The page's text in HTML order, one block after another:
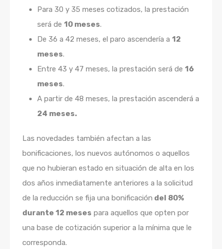
Para 30 y 35 meses cotizados, la prestación
será de 10 meses.
De 36 a 42 meses, el paro ascendería a 12
meses.
Entre 43 y 47 meses, la prestación será de 16
meses.
A partir de 48 meses, la prestación ascenderá a
24 meses.
Las novedades también afectan a las
bonificaciones, los nuevos autónomos o aquellos
que no hubieran estado en situación de alta en los
dos años inmediatamente anteriores a la solicitud
de la reducción se fija una bonificación del 80%
durante 12 meses para aquellos que opten por
una base de cotización superior a la mínima que le
corresponda.